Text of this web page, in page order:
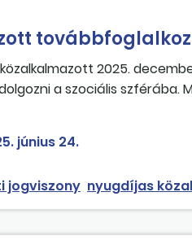
2025.
a szociális szférába.
június 24.
jogviszony nyugdíjas